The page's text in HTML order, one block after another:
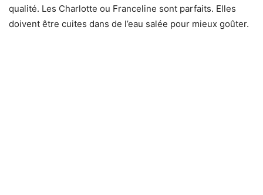
qualité. Les Charlotte ou Franceline sont parfaits. Elles
doivent être cuites dans de l’eau salée pour mieux goûter.